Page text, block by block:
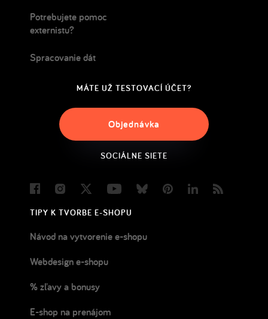
Potrebujete pomoc
externistu?
Spracovanie dát
MÁTE UŽ TESTOVACÍ ÚČET?
Objednávka
SOCIÁLNE SIETE
FacebookInstagram
Twitter YoutubeBlueskyPinterestLinkedIn
TIPY K TVORBE E-SHOPU
Návod na vytvorenie e-shopu
Webdesign e-shopu
% zľavy a bonusy
E-shop na prenájom